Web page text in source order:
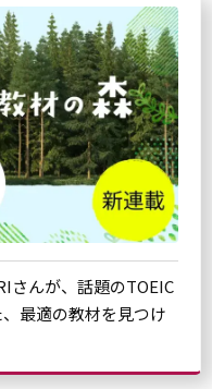
さんが、話題のTOEIC
最適の教材を見つけ